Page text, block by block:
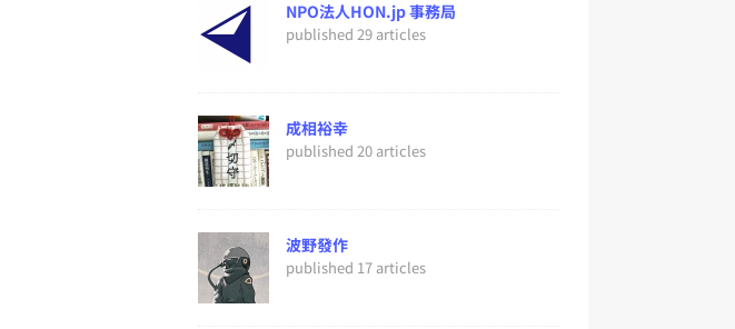
NPO法人HON.jp 事務局
published 29 articles
成相裕幸
published 20 articles
波野發作
published 17 articles